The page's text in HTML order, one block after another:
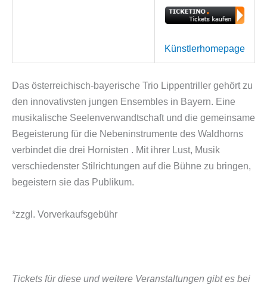
Künstlerhomepage
Das österreichisch-bayerische Trio Lippentriller gehört zu
den innovativsten jungen Ensembles in Bayern. Eine
musikalische Seelenverwandtschaft und die gemeinsame
Begeisterung für die Nebeninstrumente des Waldhorns
verbindet die drei Hornisten . Mit ihrer Lust, Musik
verschiedenster Stilrichtungen auf die Bühne zu bringen,
begeistern sie das Publikum.
*zzgl. Vorverkaufsgebühr
Tickets für diese und weitere Veranstaltungen gibt es bei